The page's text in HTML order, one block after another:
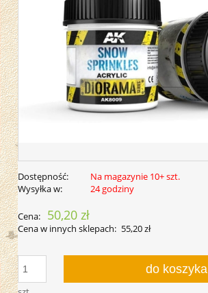
Dostępność:
Na magazynie 10+ szt.
Wysyłka w:
24 godziny
Cena: 50,20 zł
Cena w innych sklepach: 55,20 zł
do koszyka